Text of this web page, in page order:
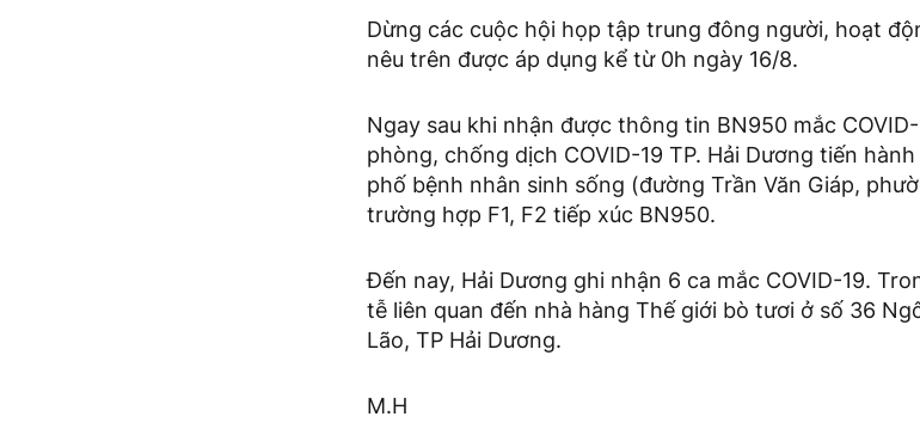
Dừng các cuộc hội họp tập trung đông người, hoạt
nêu trên được áp dụng kể từ 0h ngày 16/8.
Ngay sau khi nhận được thông tin BN950 mắc
phòng, chống dịch COVID-19 TP. Hải Dương tiến
phố bệnh nhân sinh sống (đường Trần Văn Giáp,
trường hợp F1, F2 tiếp xúc BN950.
Đến nay, Hải Dương ghi nhận 6 ca mắc COVID-19.
tễ liên quan đến nhà hàng Thế giới bò tươi ở số 36
Lão, TP Hải Dương.
M.H